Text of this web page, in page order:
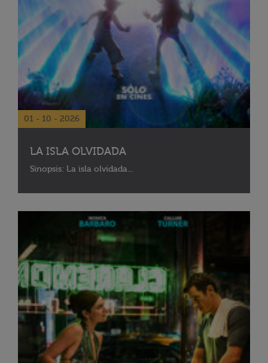
01 - 10 - 2026
LA ISLA OLVIDADA
Sinopsis: La isla olvidada...